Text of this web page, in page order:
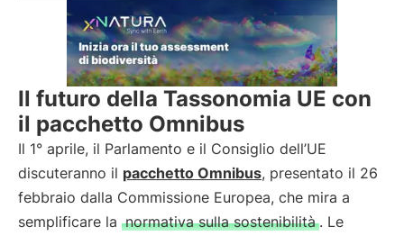
Il futuro della Tassonomia UE con
il pacchetto Omnibus
Il 1° aprile, il Parlamento e il Consiglio dell’UE
discuteranno il pacchetto Omnibus, presentato il 26
febbraio dalla Commissione Europea, che mira a
semplificare la normativa sulla sostenibilità . Le